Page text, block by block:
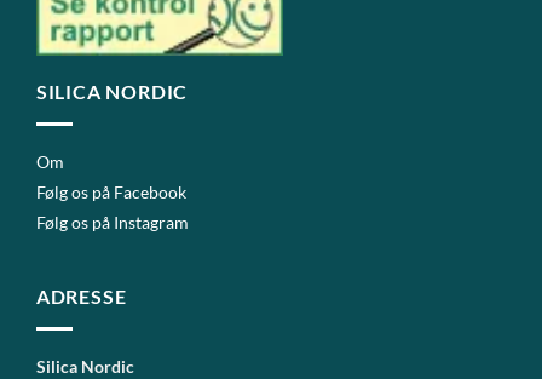
SILICA NORDIC
Om
Følg os på Facebook
Følg os på Instagram
ADRESSE
Silica Nordic